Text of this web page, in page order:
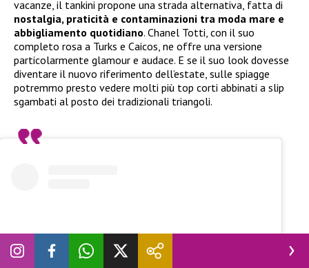
vacanze, il tankini propone una strada alternativa, fatta di
nostalgia, praticità e contaminazioni tra moda mare e
abbigliamento quotidiano. Chanel Totti, con il suo
completo rosa a Turks e Caicos, ne offre una versione
particolarmente glamour e audace. E se il suo look dovesse
diventare il nuovo riferimento dell’estate, sulle spiagge
potremmo presto vedere molti più top corti abbinati a slip
sgambati al posto dei tradizionali triangoli.